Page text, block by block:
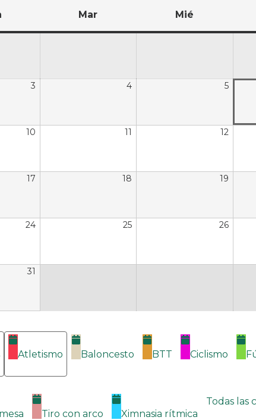
Mar Mié
3 4 5
10 11 12
17 18 19
24 25 26
31
Atletismo Baloncesto BTT Ciclismo
Tiro con arco Ximnasia rítmica
Todas las